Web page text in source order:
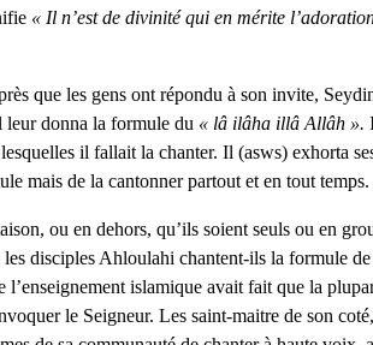
« Il n’est de divinité qui en mérite
que les gens ont répondu à son invite,
leur donna la formule du « lâ ilâha illâ Allâh ».
il fallait la chanter. Il (asws) exhorta
mais de la cantonner partout et en tout temps.
ou en dehors, qu’ils soient seuls ou en
les disciples Ahloulahi chantent-ils la formule
l’enseignement islamique avait fait que la
le Seigneur. Les saint-maitre de son